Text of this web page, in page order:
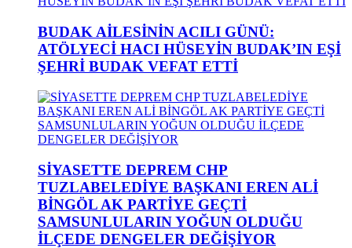
BUDAK AİLESİNİN ACILI GÜNÜ:
ATÖLYECİ HACI HÜSEYİN BUDAK’IN EŞİ
ŞEHRİ BUDAK VEFAT ETTİ
SİYASETTE DEPREM CHP
TUZLABELEDİYE BAŞKANI EREN ALİ
BİNGÖL AK PARTİYE GEÇTİ
SAMSUNLULARIN YOĞUN OLDUĞU
İLÇEDE DENGELER DEĞİŞİYOR